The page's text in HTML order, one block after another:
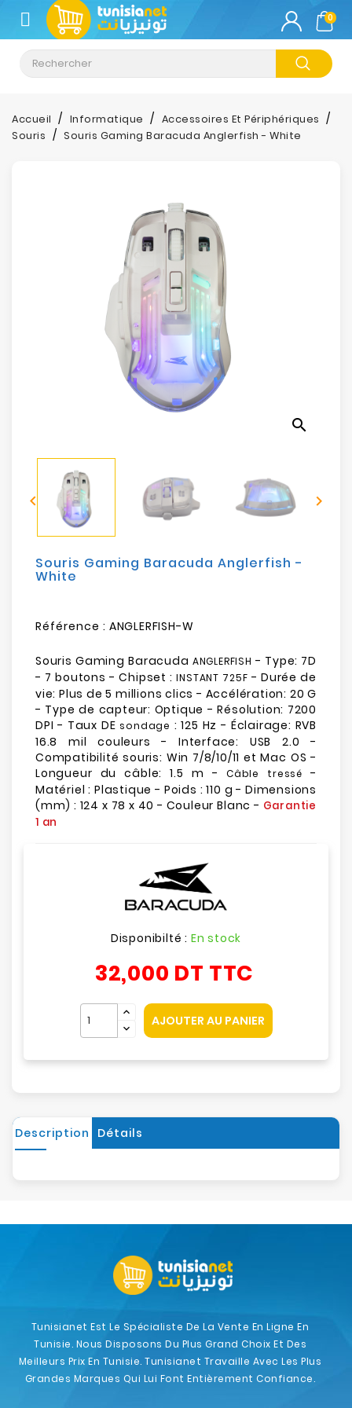
CATÉGORIE
Climatisation
Informatique
Sécurité
Mobilités
0
Accueil Informatique
Accessoires Et Périphériques
Souris
Souris Gaming Baracuda Anglerfish - White
search
 
Souris Gaming Baracuda Anglerfish -
White
Référence : ANGLERFISH-W
Souris Gaming Baracuda ANGLERFISH - Type: 7D
- 7 boutons - Chipset :INSTANT 725F - Durée de
vie: Plus de 5 millions clics - Accélération: 20 G
- Type de capteur: Optique - Résolution: 7200
DPI - Taux DE sondage : 125 Hz - Éclairage: RVB
16.8 mil couleurs - Interface: USB 2.0 -
Compatibilité souris: Win 7/8/10/11 et Mac OS -
Longueur du câble: 1.5 m - Câble tressé
-
Matériel : Plastique - Poids : 110 g - Dimensions
(mm) : 124 x 78 x 40 - Couleur Blanc - Garantie
1 an
Disponibilté : En stock
32,000 DT TTC
AJOUTER AU PANIER
Description Détails
Tunisianet Est Le Spécialiste De La Vente En Ligne En
Tunisie. Nous Disposons Du Plus Grand Choix Et Des
Meilleurs Prix En Tunisie. Tunisianet Travaille Avec Les Plus
Grandes Marques Qui Lui Font Entièrement Confiance.